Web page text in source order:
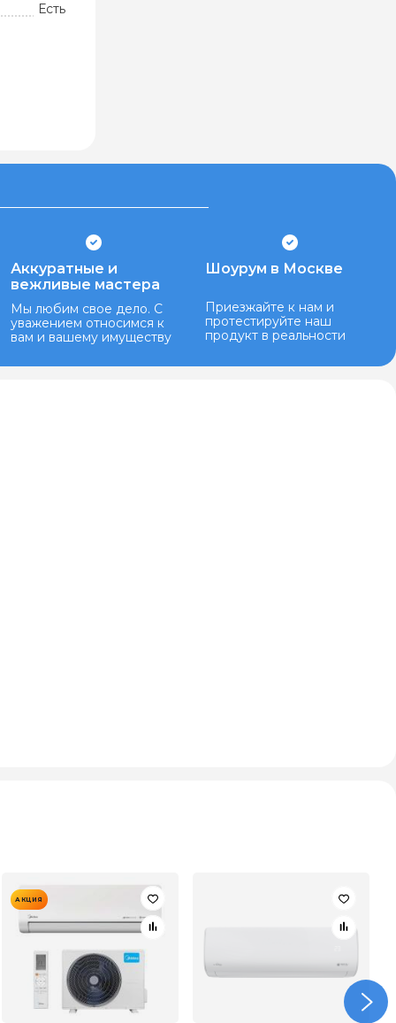
Есть
Аккуратные и
вежливые мастера
Мы любим свое дело. С
уважением относимся к
вам и вашему имуществу
Шоурум в Москве
Приезжайте к нам и
протестируйте наш
продукт в реальности
АКЦИЯ